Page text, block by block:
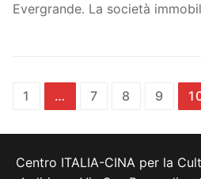
Evergrande. La società
1 … 7 8 9
Centro ITALIA-CINA per la